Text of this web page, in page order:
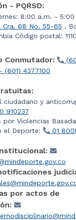
- PQRSD:
8:00 a.m. - 5:00
Cra. 68 No. 55-65 ,
Código postal:
Conmutador:
(601) 4377100
ciudadano y
910237
por Violencias
el Deporte:
01
por actos de